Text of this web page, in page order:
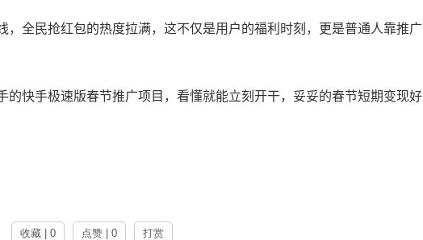
，全民抢红包的热度拉满，这不仅是用户的福利时刻，更是普通人靠推广
的快手极速版春节推广项目，看懂就能立刻开干，妥妥的春节短期变现好
收藏 | 0 点赞 | 0 打赏